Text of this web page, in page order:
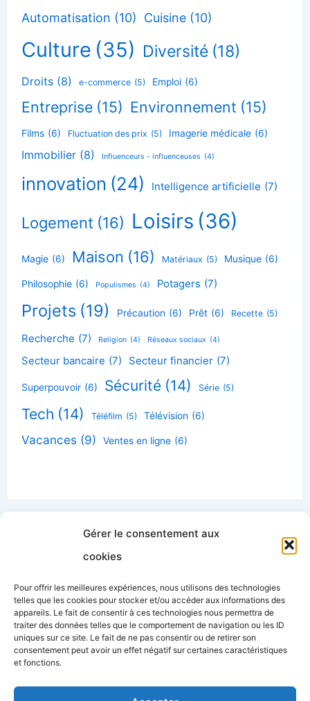
Gérer le consentement aux
cookies
Pour offrir les meilleures expériences, nous utilisons des technologies
telles que les cookies pour stocker et/ou accéder aux informations des
appareils. Le fait de consentir à ces technologies nous permettra de
traiter des données telles que le comportement de navigation ou les ID
uniques sur ce site. Le fait de ne pas consentir ou de retirer son
consentement peut avoir un effet négatif sur certaines caractéristiques
et fonctions.
Automatisation (10) Cuisine (10)
Culture (35) Diversité (18)
Droits (8) e-commerce (5) Emploi (6)
Entreprise (15) Environnement (15)
Films (6) Fluctuation des prix (5) Imagerie médicale (6)
Immobilier (8) Influenceurs - influenceuses (4)
innovation (24) Intelligence artificielle (7)
Logement (16) Loisirs (36)
Magie (6) Maison (16) Matériaux (5) Musique (6)
Philosophie (6) Populismes (4) Potagers (7)
Projets (19) Précaution (6) Prêt (6) Recette (5)
Recherche (7) Religion (4) Réseaux sociaux (4)
Secteur bancaire (7) Secteur financier (7)
Superpouvoir (6) Sécurité (14) Série (5)
Tech (14) Téléfilm (5) Télévision (6)
Vacances (9) Ventes en ligne (6)
Contactez-nous
Politique de confidentialité
Politique de cookies
Nous connaître